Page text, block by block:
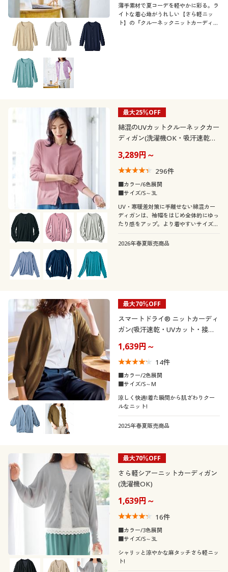
スウェット ウール
ツイード
ＵＶカット・紫外線
対策
吸汗速乾
ストレッチ
オフィス
テイスト
ベーシック
着用感
レギュラー
50代
60代
シーズン
春
秋 冬
～ 円
閉じる
薄手素材で夏コーデを軽やかに彩る。ラ
イトな着心地がうれしい【さら軽ニッ
ト】の『クルーネックニットカーディガ
最大25％OFF
綿混のUVカットクルーネックカー
ディガン(洗濯機OK・吸汗速乾・
3,289円～
296件
■カラー/6色展開
■サイズ/S～3L
UV・寒暖差対策に手離せない綿混カー
ディガンは、袖幅をはじめ全体的にゆっ
たり感をアップ。より着やすいサイズ感
たり、前ボタンを留めてもきつくない!
2026年春夏販売商品
最大70％OFF
スマートドライ® ニットカーディ
ガン(吸汗速乾・UVカット・接触
1,639円～
14件
■カラー/2色展開
■サイズ/S～M
涼しく快適!着た瞬間から肌ざわりクー
ルなニット!
2025年春夏販売商品
最大70％OFF
さら軽シアーニットカーディガン
(洗濯機OK)
1,639円～
16件
■カラー/3色展開
■サイズ/S～3L
シャリッと涼やかな麻タッチさら軽ニッ
ト!